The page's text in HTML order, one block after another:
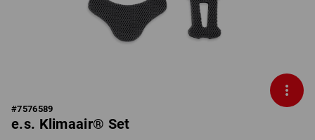
#7576589
e.s. Klimaair® Set